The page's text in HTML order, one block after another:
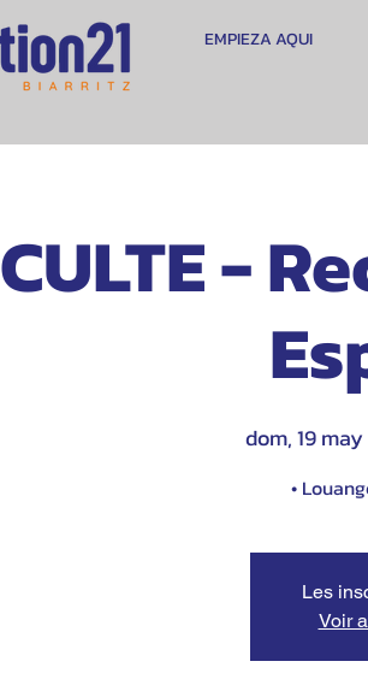
EMPIEZA AQUI
CULTE -
dom, 19 may
•
Les
Voir